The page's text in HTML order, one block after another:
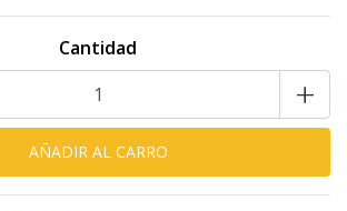
Cantidad
+